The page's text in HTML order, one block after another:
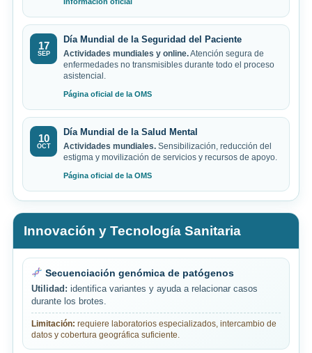
17
SEP
Día Mundial de la Seguridad del Paciente
Actividades mundiales y online.Atención segura de
enfermedades no transmisibles durante todo el proceso
asistencial.
Página oficial de la OMS
10
OCT
Día Mundial de la Salud Mental
Actividades mundiales. Sensibilización, reducción del
estigma y movilización de servicios y recursos de apoyo.
Página oficial de la OMS
Innovación y Tecnología Sanitaria
Secuenciación genómica de patógenos
Utilidad: identifica variantes y ayuda a relacionar casos
durante los brotes.
Limitación: requiere laboratorios especializados, intercambio de
datos y cobertura geográfica suficiente.